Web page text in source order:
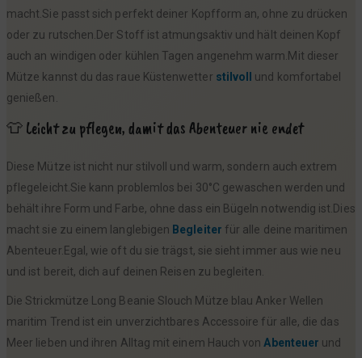
macht.Sie passt sich perfekt deiner Kopfform an, ohne zu drücken
oder zu rutschen.Der Stoff ist atmungsaktiv und hält deinen Kopf
auch an windigen oder kühlen Tagen angenehm warm.Mit dieser
Mütze kannst du das raue Küstenwetter stilvoll
und komfortabel
genießen.
👕 Leicht zu pflegen, damit das Abenteuer nie endet
Diese Mütze ist nicht nur stilvoll und warm, sondern auch extrem
pflegeleicht.Sie kann problemlos bei 30°C gewaschen werden und
behält ihre Form und Farbe, ohne dass ein Bügeln notwendig ist.Dies
macht sie zu einem langlebigen Begleiter für alle deine maritimen
Abenteuer.Egal, wie oft du sie trägst, sie sieht immer aus wie neu
und ist bereit, dich auf deinen Reisen zu begleiten.
Die Strickmütze Long Beanie Slouch Mütze blau Anker Wellen
maritim Trend ist ein unverzichtbares Accessoire für alle, die das
Meer lieben und ihren Alltag mit einem Hauch von Abenteuer und